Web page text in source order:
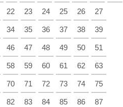
22 23 24 25 26 27
34 35 36 37 38 39
46 47 48 49 50 51
58 59 60 61 62 63
70 71 72 73 74 75
82 83 84 85 86 87